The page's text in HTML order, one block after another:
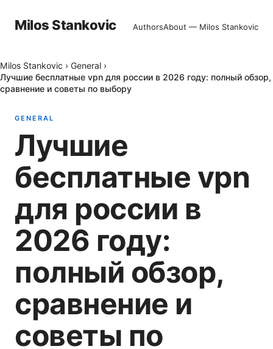
Milos Stankovic AuthorsAbout — Milos Stankovic
Milos Stankovic › General ›
Лучшие бесплатные vpn для россии в 2026 году: полный обзор,
сравнение и советы по выбору
GENERAL
Лучшие
бесплатные vpn
для россии в
2026 году:
полный обзор,
сравнение и
советы по